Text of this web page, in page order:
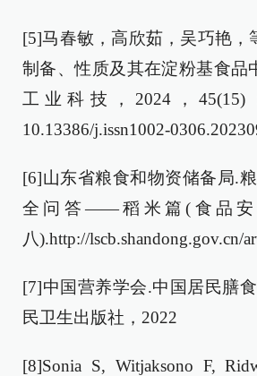
[5]马春敏，高欣茹，吴巧艳，
制备、性质及其在淀粉基食品
工业科技，2024，45(15)
10.13386/j.issn1002-
[6]山东省粮食和物资储备局.
全问答——稻米篇(食品安
八).http://lscb.shandong.gov.cn/
[7]中国营养学会.中国居民膳
民卫生出版社，2022
[8]Sonia S, Witjaksono F,